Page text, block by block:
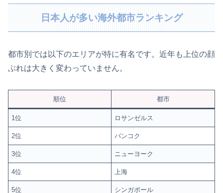
日本人が多い海外都市ランキング
都市別では以下のエリアが特に有名です。近年も上位の顔
ぶれは大きく変わっていません。
順位 都市
1位 ロサンゼルス
2位 バンコク
3位 ニューヨーク
4位 上海
5位 シンガポール